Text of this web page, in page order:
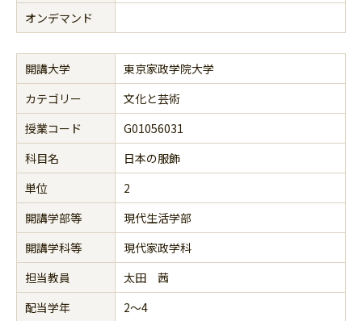
オンデマンド
開講大学
東京家政学院大学
カテゴリー
文化と芸術
授業コード
G01056031
科目名
日本の服飾
単位
2
開講学部等
現代生活学部
開講学科等
現代家政学科
担当教員
太田 茜
配当学年
2～4